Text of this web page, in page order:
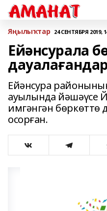
Яңылыҡтар 24 СЕНТЯБРЯ 2019,
Ейәнсурала
Ейәнсура
ауылында йәшәүсе
имгәнгән бөркөттө
осорған.